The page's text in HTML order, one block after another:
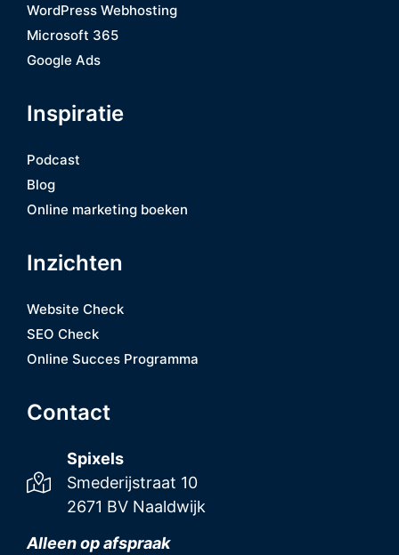
WordPress Webhosting
Microsoft 365
Google Ads
Inspiratie
Podcast
Blog
Online marketing boeken
Inzichten
Website Check
SEO Check
Online Succes Programma
Contact
Spixels
Smederijstraat 10
2671 BV Naaldwijk
Alleen op afspraak